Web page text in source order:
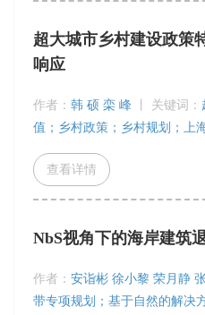
超大城市乡村建设政策
响应
作者： 韩 硕 栾 峰 关键词：
值；乡村政策；乡村规划；上
查看详情
NbS视角下的海岸建筑
作者： 安诣彬 徐小黎 荣月静
带专项规划；基于自然的解决